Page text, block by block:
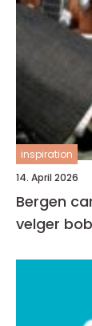
inspiration
14. April 2026
Bergen caravan alt du
velger